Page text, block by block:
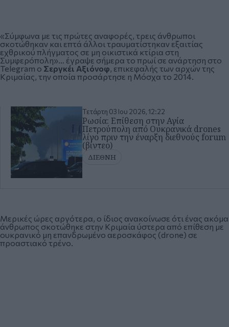
«Σύμφωνα με τις πρώτες αναφορές, τρεις άνθρωποι
σκοτώθηκαν και επτά άλλοι τραυματίστηκαν εξαιτίας
εχθρικού πλήγματος σε μη οικιστικά κτίρια στη
Συμφερόπολη»… έγραψε σήμερα το πρωί σε ανάρτηση στο
Telegram ο Σεργκέι Αξιόνοφ, επικεφαλής των αρχών της
Κριμαίας, την οποία προσάρτησε η Μόσχα το 2014.
Τετάρτη 03 Ιου 2026, 12:22
Ρωσία: Επίθεση στην Αγία
Πετρούπολη από Ουκρανικά drones
λίγο πριν την έναρξη διεθνούς forum
(βίντεο)
ΔΙΕΘΝΗ
Μερικές ώρες αργότερα, ο ίδιος ανακοίνωσε ότι ένας ακόμα
άνθρωπος σκοτώθηκε στην Κριμαία ύστερα από επίθεση με
ουκρανικό μη επανδρωμένο αεροσκάφος (drone) σε
προαστιακό τρένο.